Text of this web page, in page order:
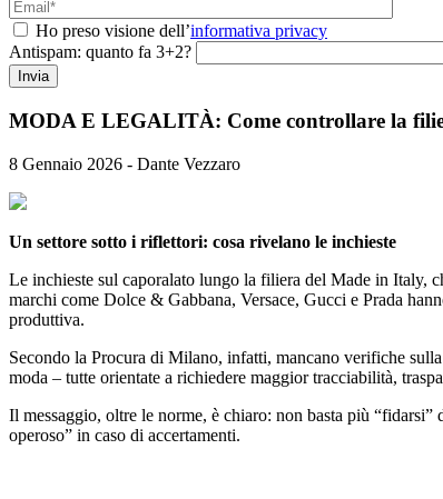
Ho preso visione dell’informativa privacy
Antispam: quanto fa 3+2?
MODA E LEGALITÀ: Come controllare la
8 Gennaio 2026 - Dante Vezzaro
Un settore sotto i riflettori: cosa rivelano le inchieste
Le inchieste sul caporalato lungo la filiera del Made in Italy,
marchi come Dolce & Gabbana, Versace, Gucci e Prada
produttiva.
Secondo la Procura di Milano, infatti, mancano verifiche
moda – tutte orientate a richiedere maggior tracciabilità,
Il messaggio, oltre le norme, è chiaro: non basta più
operoso” in caso di accertamenti.